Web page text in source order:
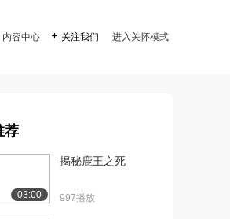
内容中心  关注我们 进入关怀模式
荐
03:00
揭秘鹿王之死
997播放